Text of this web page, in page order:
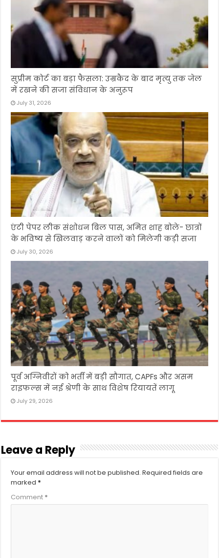
सुप्रीम कोर्ट का बड़ा फैसला: उम्रकैद के बाद मृत्यु तक जेल
में रखने की सजा संविधान के अनुरूप
July 31, 2026
एंटी पेपर लीक संशोधन बिल पास, अमित शाह बोले- छात्रों
के भविष्य से खिलवाड़ करने वालों को मिलेगी कड़ी सजा
July 30, 2026
पूर्व अग्निवीरों को भर्ती में बड़ी सौगात, CAPFs और असम
राइफल्स में नई श्रेणी के साथ विशेष रियायतें लागू
July 29, 2026
Leave a Reply
Your email address will not be published. Required fields are
marked *
Comment *